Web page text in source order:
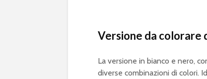
Versione da colorare
La versione in bianco e nero,
diverse combinazioni di colori.